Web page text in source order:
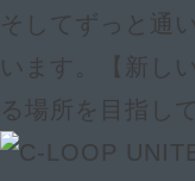
そしてずっと通
います。【新し
る場所を目指し